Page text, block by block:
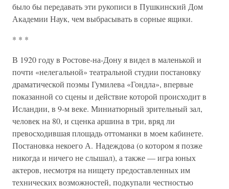
было бы передавать эти рукописи в Пушкинский Дом
Академии Наук, чем выбрасывать в сорные ящики.
* * *
В 1920 году в Ростове-на-Дону я видел в маленькой и
почти «нелегальной» театральной студии постановку
драматической поэмы Гумилева «Гондла», впервые
показанной со сцены и действие которой происходит в
Исландии, в 9-м веке. Миниатюрный зрительный зал,
человек на 80, и сценка аршина в три, вряд ли
превосходившая площадь оттоманки в моем кабинете.
Постановка некоего А. Надеждова (о котором я позже
никогда и ничего не слышал), а также — игра юных
актеров, несмотря на нищету предоставленных им
технических возможностей, подкупали честностью